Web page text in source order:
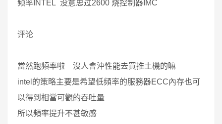
频率INTEL 没意思过2600 烧控制器IMC
评论
當然跑頻率啦 沒人會沖性能去買推土機的嘛
intel的策略主要是希望低頻率的服務器ECC內存也可
以得到相當可觀的吞吐量
所以頻率提升不甚敏感